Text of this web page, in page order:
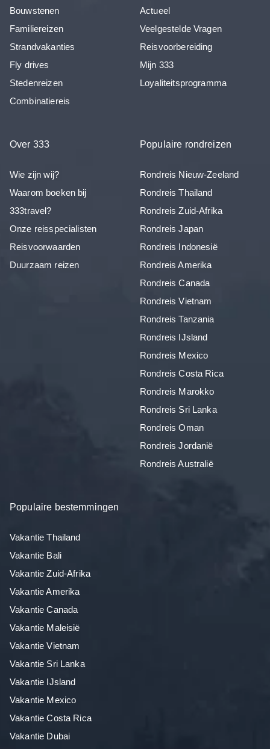
Bouwstenen
Familiereizen
Strandvakanties
Fly drives
Stedenreizen
Combinatiereis
Actueel
Veelgestelde Vragen
Reisvoorbereiding
Mijn 333
Loyaliteitsprogramma
Over 333
Wie zijn wij?
Waarom boeken bij
333travel?
Onze reisspecialisten
Reisvoorwaarden
Duurzaam reizen
Populaire rondreizen
Rondreis Nieuw-Zeeland
Rondreis Thailand
Rondreis Zuid-Afrika
Rondreis Japan
Rondreis Indonesië
Rondreis Amerika
Rondreis Canada
Rondreis Vietnam
Rondreis Tanzania
Rondreis IJsland
Rondreis Mexico
Rondreis Costa Rica
Rondreis Marokko
Rondreis Sri Lanka
Rondreis Oman
Rondreis Jordanië
Rondreis Australië
Populaire bestemmingen
Vakantie Thailand
Vakantie Bali
Vakantie Zuid-Afrika
Vakantie Amerika
Vakantie Canada
Vakantie Maleisië
Vakantie Vietnam
Vakantie Sri Lanka
Vakantie IJsland
Vakantie Mexico
Vakantie Costa Rica
Vakantie Dubai